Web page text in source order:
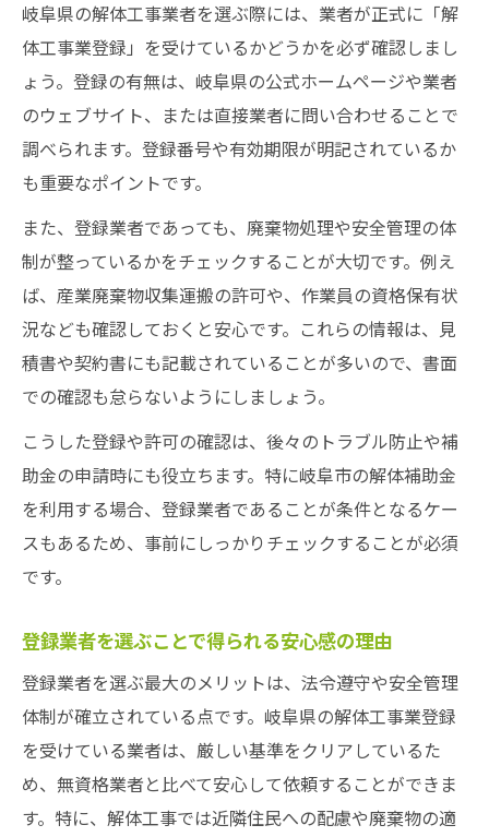
岐阜県の解体工事業者を選ぶ際には、業者が正式に「解
体工事業登録」を受けているかどうかを必ず確認しまし
ょう。登録の有無は、岐阜県の公式ホームページや業者
のウェブサイト、または直接業者に問い合わせることで
調べられます。登録番号や有効期限が明記されているか
も重要なポイントです。
また、登録業者であっても、廃棄物処理や安全管理の体
制が整っているかをチェックすることが大切です。例え
ば、産業廃棄物収集運搬の許可や、作業員の資格保有状
況なども確認しておくと安心です。これらの情報は、見
積書や契約書にも記載されていることが多いので、書面
での確認も怠らないようにしましょう。
こうした登録や許可の確認は、後々のトラブル防止や補
助金の申請時にも役立ちます。特に岐阜市の解体補助金
を利用する場合、登録業者であることが条件となるケー
スもあるため、事前にしっかりチェックすることが必須
です。
登録業者を選ぶことで得られる安心感の理由
登録業者を選ぶ最大のメリットは、法令遵守や安全管理
体制が確立されている点です。岐阜県の解体工事業登録
を受けている業者は、厳しい基準をクリアしているた
め、無資格業者と比べて安心して依頼することができま
す。特に、解体工事では近隣住民への配慮や廃棄物の適